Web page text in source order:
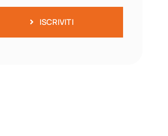
ISCRIVITI